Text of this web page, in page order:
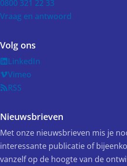
0800 321 22 33
Vraag en antwoord
Volg ons
LinkedIn
Vimeo
RSS
Nieuwsbrieven
Met onze nieuwsbrieven mis je
interessante publicatie of
vanzelf op de hoogte van de